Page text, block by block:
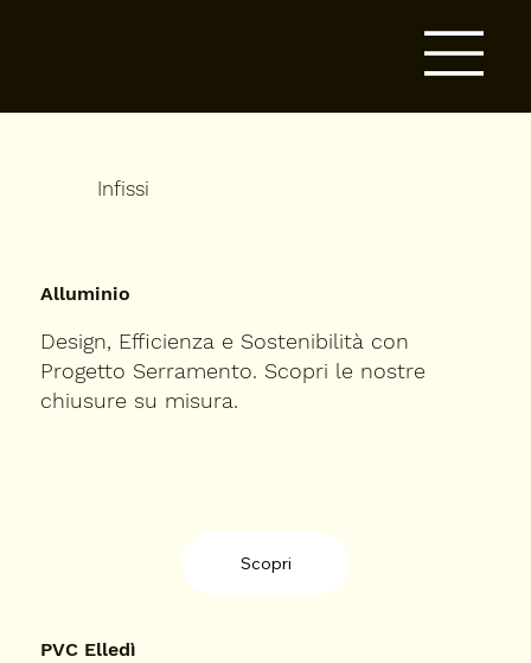
Infissi
Alluminio
Design, Efficienza e Sostenibilità con
Progetto Serramento. Scopri le nostre
chiusure su misura.
Scopri
PVC Elledì